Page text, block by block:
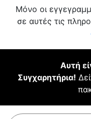
Μόνο οι
σε αυτές τις
Αυτή
Συγχαρητήρια!